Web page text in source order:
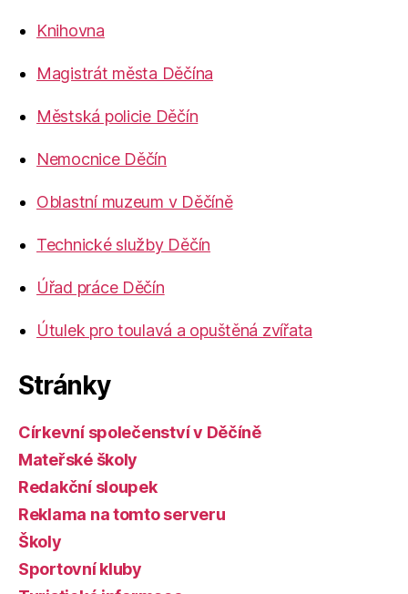
Knihovna
Magistrát města Děčína
Městská policie Děčín
Nemocnice Děčín
Oblastní muzeum v Děčíně
Technické služby Děčín
Úřad práce Děčín
Útulek pro toulavá a opuštěná zvířata
Stránky
Církevní společenství v Děčíně
Mateřské školy
Redakční sloupek
Reklama na tomto serveru
Školy
Sportovní kluby